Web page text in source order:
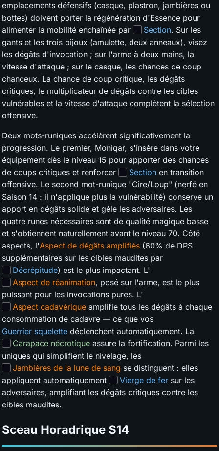
emplacements défensifs (casque, plastron, jambières ou
bottes) doivent porter la régénération d'Essence pour
alimenter la mobilité enchaînée par
Section. Sur les
gants et les trois bijoux (amulette, deux anneaux), visez
les dégâts d'invocation ; sur l'arme à deux mains, la
vitesse d'attaque ; sur le casque, les chances de coup
chanceux. La chance de coup critique, les dégâts
critiques, le multiplicateur de dégâts contre les cibles
vulnérables et la vitesse d'attaque complètent la sélection
offensive.
Deux mots-runiques accélèrent significativement la
progression. Le premier, Moniqar, s'insère dans votre
équipement dès le niveau 15 pour apporter des chances
de coups critiques et renforcer
Section en transition
offensive. Le second mot-runique "Cire/Loup" (nerfé en
Saison 14 : il n'applique plus la vulnérabilité) conserve un
apport en dégâts solide et gèle les adversaires. Les
quatre runes nécessaires sont de qualité magique basse
et s'obtiennent naturellement avant le niveau 70. Côté
aspects, l'Aspect de dégâts amplifiés (60% de DPS
supplémentaires sur les cibles maudites par
Décrépitude) est le plus impactant. L'
Aspect de réanimation, posé sur l'arme, est le plus
puissant pour les invocations pures. L'
Aspect cadavérique amplifie tous les dégâts à chaque
consommation de cadavre — ce que vos
Guerrier squelette déclenchent automatiquement. La
Carapace nécrotique assure la fortification. Parmi les
uniques qui simplifient le nivelage, les
Jambières de la lune de sang se distinguent : elles
appliquent automatiquement
Vierge de fer sur les
adversaires, amplifiant les dégâts critiques contre les
cibles maudites.
Sceau Horadrique S14